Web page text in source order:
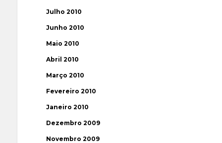
Julho 2010
Junho 2010
Maio 2010
Abril 2010
Março 2010
Fevereiro 2010
Janeiro 2010
Dezembro 2009
Novembro 2009